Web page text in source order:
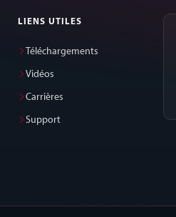
LIENS UTILES
Téléchargements
Vidéos
Carrières
Support